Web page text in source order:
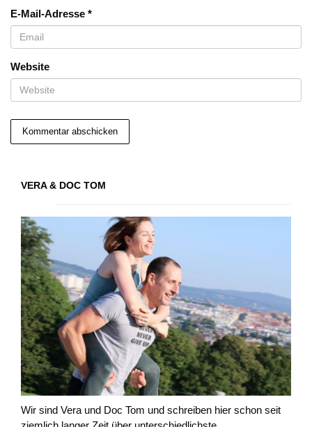
E-Mail-Adresse *
Website
VERA & DOC TOM
Wir sind Vera und Doc Tom und schreiben hier schon seit